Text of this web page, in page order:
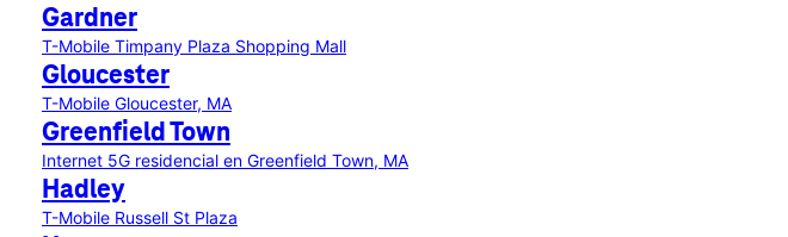
Gardner
T-Mobile Timpany Plaza Shopping Mall
Gloucester
T-Mobile Gloucester, MA
Greenfield Town
Internet 5G residencial en Greenfield Town, MA
Hadley
T-Mobile Russell St Plaza